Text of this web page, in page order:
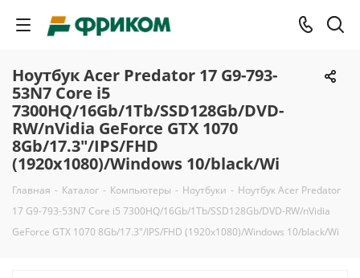
Ноутбук Acer Predator 17 G9-793-
53N7 Core i5
7300HQ/16Gb/1Tb/SSD128Gb/DVD-
RW/nVidia GeForce GTX 1070
8Gb/17.3"/IPS/FHD
(1920x1080)/Windows 10/black/Wi
Главная - Каталог - Компьютеры - Ноутбуки - Ноутбук Acer Predator
17 G9-793-53N7 Core i5 7300HQ/16Gb/1Tb/SSD128Gb/DVD-RW/nVidia
GeForce GTX 1070 8Gb/17.3"/IPS/FHD (1920x1080)/Windows 10/black/Wi